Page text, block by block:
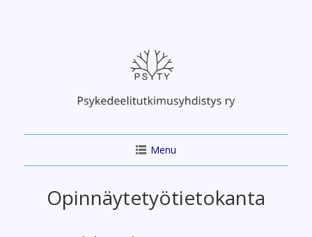
Menu
Opinnäytetyötietokanta